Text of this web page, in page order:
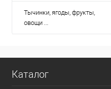
Тычинки, ягоды, фрукты,
овощи ...
Каталог